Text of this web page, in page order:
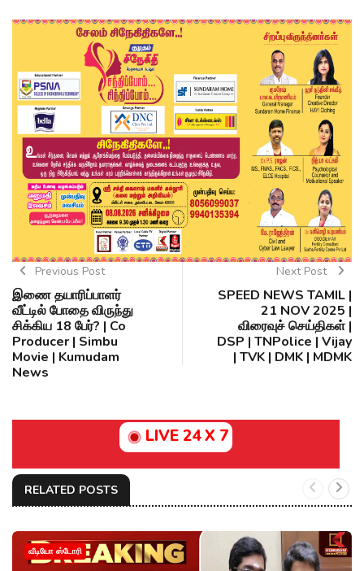
Previous Post
இணை தயாரிப்பாளர்
வீட்டில் போதை விருந்து
சிக்கிய 18 பேர்? | Co
Producer | Simbu
Movie | Kumudam
News
Next Post
SPEED NEWS TAMIL |
21 NOV 2025 |
விரைவுச் செய்திகள் |
DSP | TNPolice | Vijay
| TVK | DMK | MDMK
LIVE 24 X 7
RELATED POSTS
வீடியோ ஸ்டோரி